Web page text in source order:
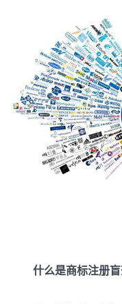
什么是商标注册盲